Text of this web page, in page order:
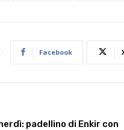
Facebook
padellino di Enkir con